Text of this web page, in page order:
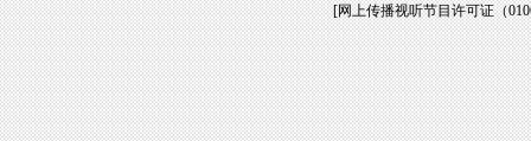
[网上传播视听节目许可证（